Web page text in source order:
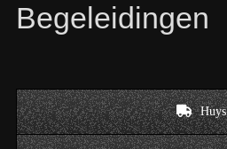
Begeleidingen
Huys